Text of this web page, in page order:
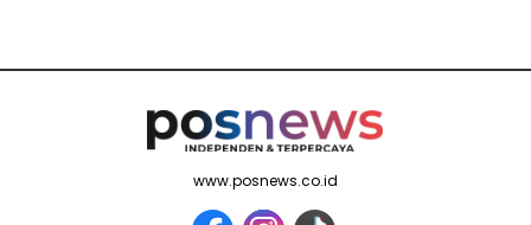
www.posnews.co.id